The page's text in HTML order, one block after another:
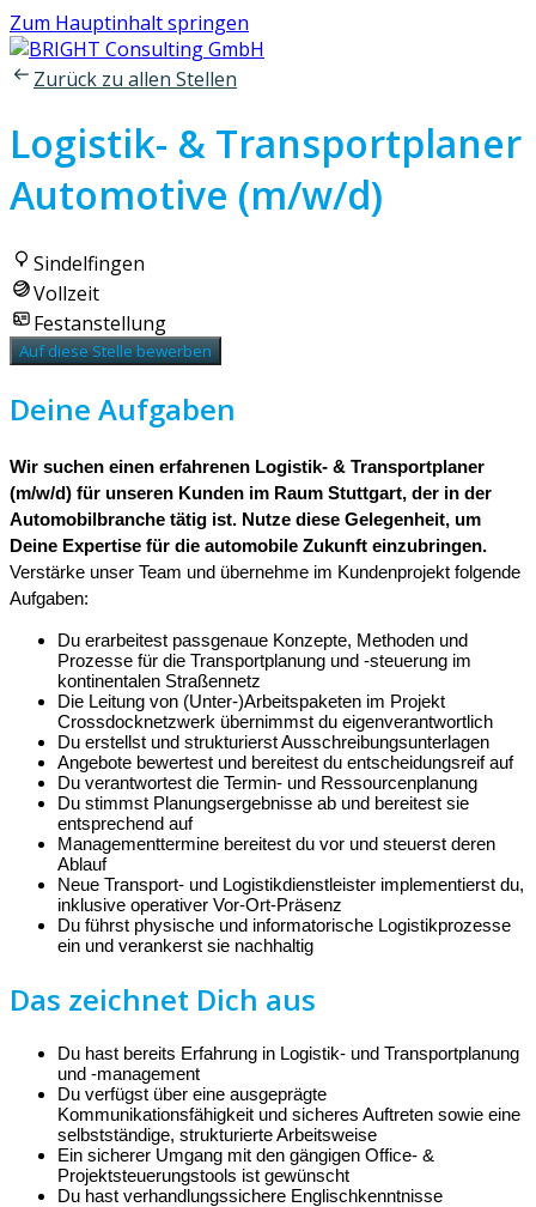
Zum Hauptinhalt springen
Zurück zu allen Stellen
Logistik- & Transportplaner
Automotive (m/w/d)
Sindelfingen
Vollzeit
Festanstellung
Auf diese Stelle bewerben
Deine Aufgaben
Wir suchen einen erfahrenen Logistik- & Transportplaner
(m/w/d) für unseren Kunden im Raum Stuttgart, der in der
Automobilbranche tätig ist. Nutze diese Gelegenheit, um
Deine Expertise für die automobile Zukunft einzubringen.
Verstärke unser Team und übernehme im Kundenprojekt folgende
Aufgaben:
Du erarbeitest passgenaue Konzepte, Methoden und
Prozesse für die Transportplanung und -steuerung im
kontinentalen Straßennetz
Die Leitung von (Unter-)Arbeitspaketen im Projekt
Crossdocknetzwerk übernimmst du eigenverantwortlich
Du erstellst und strukturierst Ausschreibungsunterlagen
Angebote bewertest und bereitest du entscheidungsreif auf
Du verantwortest die Termin- und Ressourcenplanung
Du stimmst Planungsergebnisse ab und bereitest sie
entsprechend auf
Managementtermine bereitest du vor und steuerst deren
Ablauf
Neue Transport- und Logistikdienstleister implementierst du,
inklusive operativer Vor-Ort-Präsenz
Du führst physische und informatorische Logistikprozesse
ein und verankerst sie nachhaltig
Das zeichnet Dich aus
Du hast bereits Erfahrung in Logistik- und Transportplanung
und -management
Du verfügst über eine ausgeprägte
Kommunikationsfähigkeit und sicheres Auftreten sowie eine
selbstständige, strukturierte Arbeitsweise
Ein sicherer Umgang mit den gängigen Office- &
Projektsteuerungstools ist gewünscht
Du hast verhandlungssichere Englischkenntnisse